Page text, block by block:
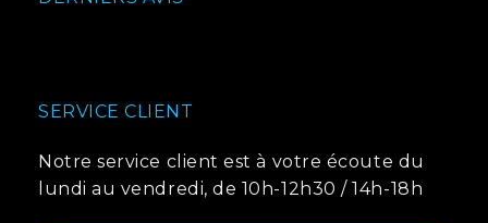
SERVICE CLIENT
Notre service client est à votre écoute du
lundi au vendredi, de 10h-12h30 / 14h-18h